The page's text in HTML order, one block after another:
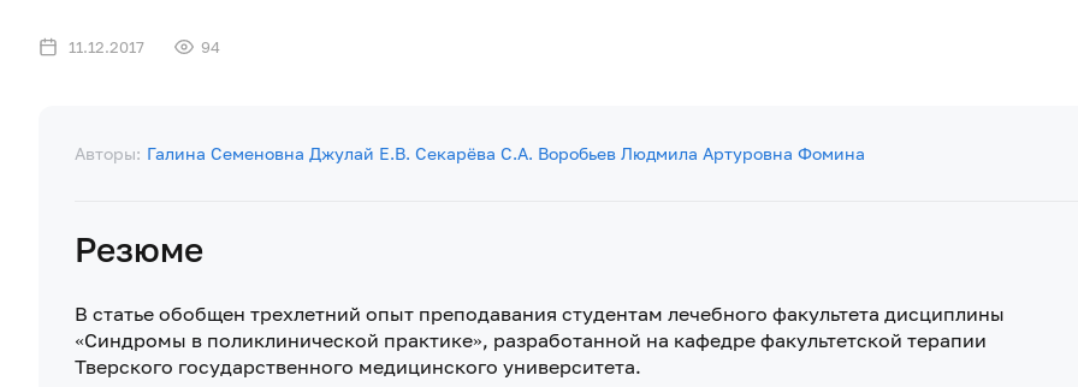
11.12.2017 94
Авторы: Галина Семеновна Джулай Е.В. Секарёва С.А. Воробьев Людмила Артуровна Фомина
Резюме
В статье обобщен трехлетний опыт преподавания студентам лечебного факультета дисциплины
«Синдромы в поликлинической практике», разработанной на кафедре факультетской терапии
Тверского государственного медицинского университета.